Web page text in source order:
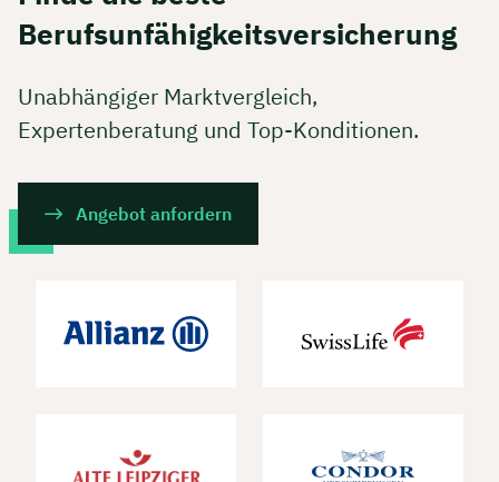
Berufsunfähigkeitsversicherung
Unabhängiger Marktvergleich,
Expertenberatung und Top-Konditionen.
Angebot anfordern